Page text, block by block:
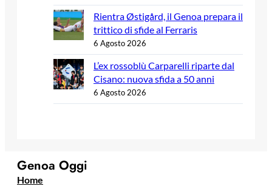
Rientra Østigård, il Genoa prepara il
trittico di sfide al Ferraris
6 Agosto 2026
L’ex rossoblù Carparelli riparte dal
Cisano: nuova sfida a 50 anni
6 Agosto 2026
Genoa Oggi
Home